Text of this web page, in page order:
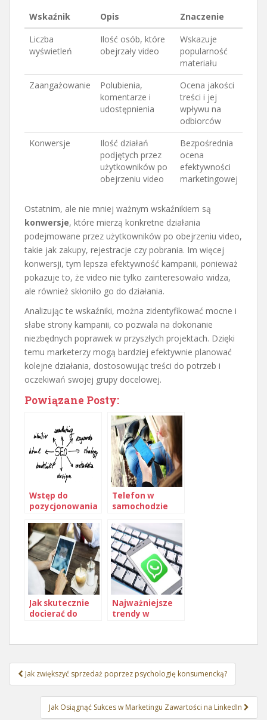
Wskaźnik Opis
Znaczenie
Liczba
wyświetleń
Ilość osób, które
obejrzały video
Wskazuje
popularność
materiału
Zaangażowanie
Polubienia,
komentarze i
udostępnienia
Ocena jakości
treści i jej
wpływu na
odbiorców
Konwersje
Ilość działań
podjętych przez
użytkowników po
obejrzeniu video
Bezpośrednia
ocena
efektywności
marketingowej
Ostatnim, ale nie mniej ważnym wskaźnikiem są
konwersje, które mierzą konkretne działania
podejmowane przez użytkowników po obejrzeniu video,
takie jak zakupy, rejestracje czy pobrania. Im więcej
konwersji, tym lepsza efektywność kampanii, ponieważ
pokazuje to, że video nie tylko zainteresowało widza,
ale również skłoniło go do działania.
Analizując te wskaźniki, można zidentyfikować mocne i
słabe strony kampanii, co pozwala na dokonanie
niezbędnych poprawek w przyszłych projektach. Dzięki
temu marketerzy mogą bardziej efektywnie planować
kolejne działania, dostosowując treści do potrzeb i
oczekiwań swojej grupy docelowej.
Powiązane Posty:
Wstęp do
pozycjonowania
Telefon w
samochodzie
Jak skutecznie
docierać do
Najważniejsze
trendy w
Nawigacja
wpisu
Jak zwiększyć sprzedaż poprzez psychologię konsumencką?
Jak Osiągnąć Sukces w Marketingu Zawartości na LinkedIn